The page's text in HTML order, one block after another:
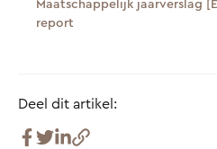
Maatschappelijk jaarverslag
report
Deel dit artikel: